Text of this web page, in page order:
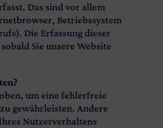
Das sind vor allem
Betriebssystem
Die Erfassung dieser
Sie unsere Website
um eine fehlerfreie
gewährleisten. Andere
Nutzerverhaltens